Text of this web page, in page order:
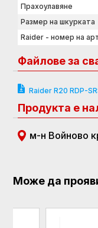
Прахоулавяне
Размер на шкурката
Raider - номер на
Файлове за
Raider R20 RDP-
Продукта е
м-н Войново
Може да